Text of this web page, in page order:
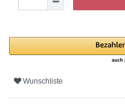
Wunschliste